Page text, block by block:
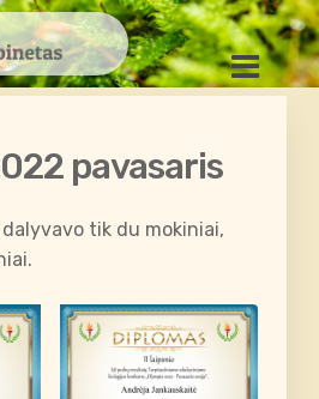
pavasaris
tik du mokiniai,